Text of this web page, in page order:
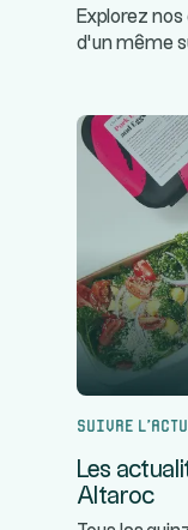
Explorez
d’un même
Suivre
Les
Altaroc